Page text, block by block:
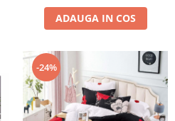
ADAUGA IN COS
-24%